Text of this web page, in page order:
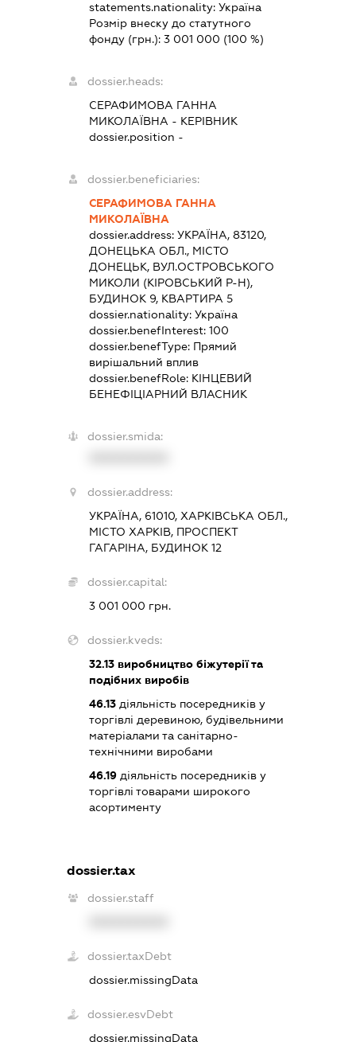
statements.nationality:Україна
Розмір внеску до статутного
фонду (грн.):3 001 000 (100 %)
dossier.heads:
СЕРАФИМОВА ГАННА
МИКОЛАЇВНА - КЕРІВНИК
dossier.position -
dossier.beneficiaries:
СЕРАФИМОВА ГАННА
МИКОЛАЇВНА
dossier.address:УКРАЇНА, 83120,
ДОНЕЦЬКА ОБЛ., МІСТО
ДОНЕЦЬК, ВУЛ.ОСТРОВСЬКОГО
МИКОЛИ (КІРОВСЬКИЙ Р-Н),
БУДИНОК 9, КВАРТИРА 5
dossier.nationality:Україна
dossier.benefInterest:100
dossier.benefType: Прямий
вирішальний вплив
dossier.benefRole: КІНЦЕВИЙ
БЕНЕФІЦІАРНИЙ ВЛАСНИК
dossier.smida:
dossier.address:
УКРАЇНА, 61010, ХАРКІВСЬКА ОБЛ.,
МІСТО ХАРКІВ, ПРОСПЕКТ
ГАГАРІНА, БУДИНОК 12
dossier.capital:
3 001 000 грн.
dossier.kveds:
32.13 виробництво біжутерії та
подібних виробів
46.13 діяльність посередників у
торгівлі деревиною, будівельними
матеріалами та санітарно-
технічними виробами
46.19 діяльність посередників у
торгівлі товарами широкого
асортименту
dossier.tax
dossier.staff
dossier.taxDebt
dossier.missingData
dossier.esvDebt
dossier.missingData